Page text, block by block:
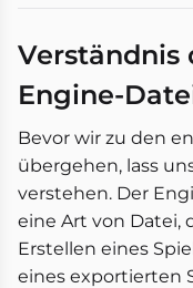
Verständnis
Engine-
Bevor wir zu den
übergehen, lass
verstehen. Der
eine Art von Datei,
Erstellen eines
eines exportierten